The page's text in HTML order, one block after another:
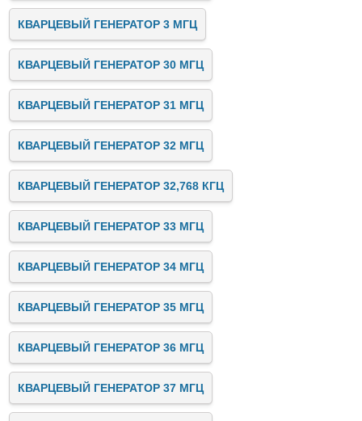
КВАРЦЕВЫЙ ГЕНЕРАТОР 3 МГЦ
КВАРЦЕВЫЙ ГЕНЕРАТОР 30 МГЦ
КВАРЦЕВЫЙ ГЕНЕРАТОР 31 МГЦ
КВАРЦЕВЫЙ ГЕНЕРАТОР 32 МГЦ
КВАРЦЕВЫЙ ГЕНЕРАТОР 32,768 КГЦ
КВАРЦЕВЫЙ ГЕНЕРАТОР 33 МГЦ
КВАРЦЕВЫЙ ГЕНЕРАТОР 34 МГЦ
КВАРЦЕВЫЙ ГЕНЕРАТОР 35 МГЦ
КВАРЦЕВЫЙ ГЕНЕРАТОР 36 МГЦ
КВАРЦЕВЫЙ ГЕНЕРАТОР 37 МГЦ